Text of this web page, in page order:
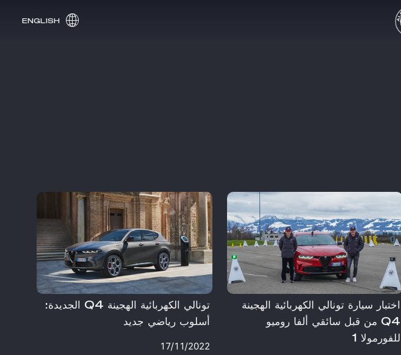
ENGLISH
اختبار سيارة تونالي الكهربائية الهجينة
Q4 من قبل سائقي ألفا روميو
للفورمولا 1
تونالي الكهربائية الهجينة Q4 الجديدة:
أسلوب رياضي جديد
17/11/2022